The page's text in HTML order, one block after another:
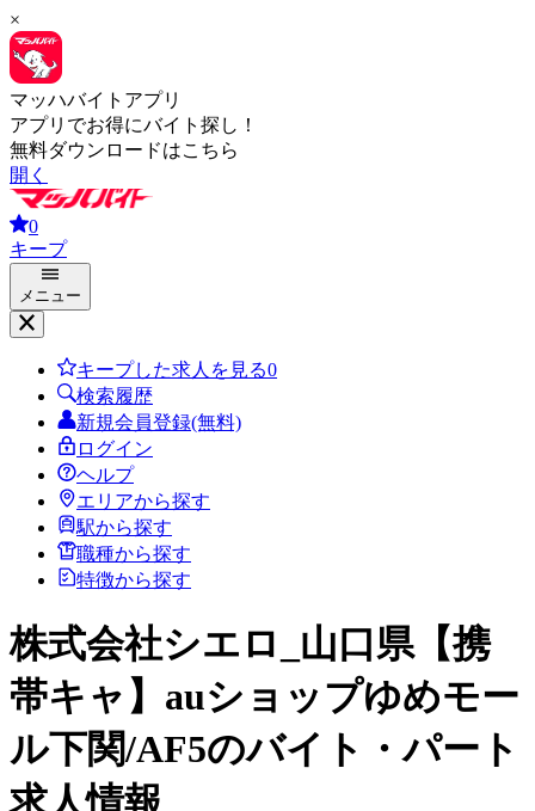
×
マッハバイトアプリ
アプリでお得にバイト探し！
無料ダウンロードはこちら
開く
0
キープ
メニュー
キープした求人を見る0
検索履歴
新規会員登録(無料)
ログイン
ヘルプ
エリアから探す
駅から探す
職種から探す
特徴から探す
株式会社シエロ_山口県【携
帯キャ】auショップゆめモー
ル下関/AF5のバイト・パート
求人情報